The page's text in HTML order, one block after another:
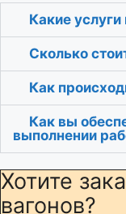
Какие
Сколько
Как
Как вы
выполнении
Хотите
вагонов?